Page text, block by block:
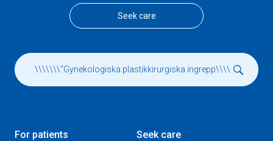
Seek care
For patients
Seek care